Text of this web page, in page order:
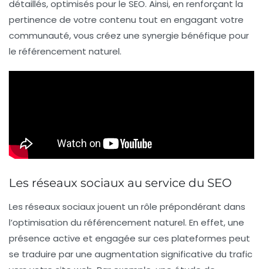
détaillés, optimisés pour le SEO. Ainsi, en renforçant la
pertinence de votre contenu tout en engagant votre
communauté, vous créez une synergie bénéfique pour
le référencement naturel.
Les réseaux sociaux au service du SEO
Les réseaux sociaux jouent un rôle prépondérant dans
l’optimisation du référencement naturel. En effet, une
présence active et engagée sur ces plateformes peut
se traduire par une augmentation significative du trafic